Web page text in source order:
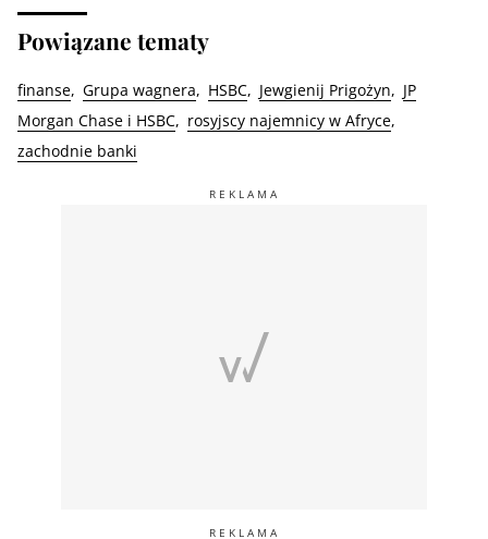
Powiązane tematy
finanse Grupa wagnera HSBC Jewgienij Prigożyn
JP
Morgan Chase i HSBC
rosyjscy najemnicy w Afryce
zachodnie banki